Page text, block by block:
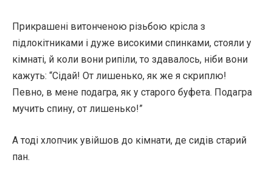
Прикрашені витонченою різьбою крісла з
підлокітниками і дуже високими спинками, стояли у
кімнаті, й коли вони рипіли, то здавалось, ніби вони
кажуть: “Сідай! От лишенько, як же я скриплю!
Певно, в мене подагра, як у старого буфета. Подагра
мучить спину, от лишенько!”
А тоді хлопчик увійшов до кімнати, де сидів старий
пан.